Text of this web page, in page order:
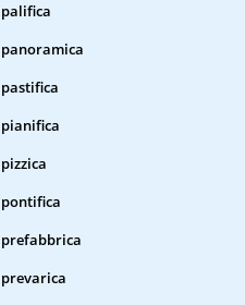
palifica
panoramica
pastifica
pianifica
pizzica
pontifica
prefabbrica
prevarica